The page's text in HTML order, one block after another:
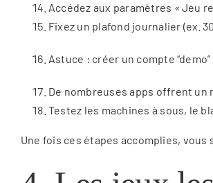
Accédez aux paramètres « Jeu
Fixez un plafond journalier (ex.
Astuce : créer un compte “demo”
De nombreuses apps offrent un
Testez les machines à sous, le
Une fois ces étapes accomplies,